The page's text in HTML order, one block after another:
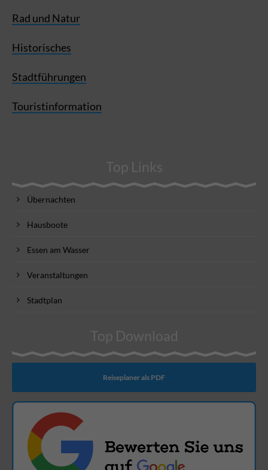
Rad und Natur
Historisches
Stadtführungen
Touristinformation
Top Links
Übernachten
Hausboote
Essen am Wasser
Veranstaltungen
Stadtplan
Top Download
Reiseplaner als PDF